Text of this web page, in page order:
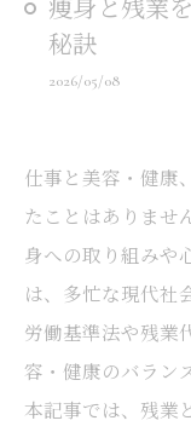
痩身と残業
秘訣
2026/05/08
仕事と美容・健康
たことはありませ
身への取り組みや
は、多忙な現代社
労働基準法や残業
容・健康のバラン
本記事では、残業